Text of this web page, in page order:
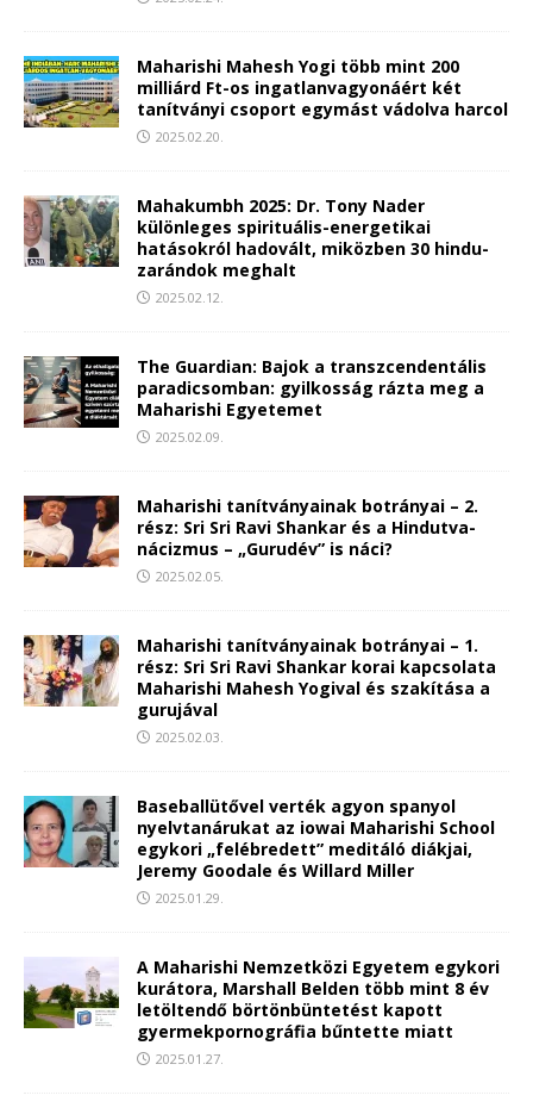
Maharishi Mahesh Yogi több mint 200
milliárd Ft-os ingatlanvagyonáért két
tanítványi csoport egymást vádolva harcol
2025.02.20.
Mahakumbh 2025: Dr. Tony Nader
különleges spirituális-energetikai
hatásokról hadovált, miközben 30 hindu-
zarándok meghalt
2025.02.12.
The Guardian: Bajok a transzcendentális
paradicsomban: gyilkosság rázta meg a
Maharishi Egyetemet
2025.02.09.
Maharishi tanítványainak botrányai – 2.
rész: Sri Sri Ravi Shankar és a Hindutva-
nácizmus – „Gurudév” is náci?
2025.02.05.
Maharishi tanítványainak botrányai – 1.
rész: Sri Sri Ravi Shankar korai kapcsolata
Maharishi Mahesh Yogival és szakítása a
gurujával
2025.02.03.
Baseballütővel verték agyon spanyol
nyelvtanárukat az iowai Maharishi School
egykori „felébredett” meditáló diákjai,
Jeremy Goodale és Willard Miller
2025.01.29.
A Maharishi Nemzetközi Egyetem egykori
kurátora, Marshall Belden több mint 8 év
letöltendő börtönbüntetést kapott
gyermekpornográfia bűntette miatt
2025.01.27.